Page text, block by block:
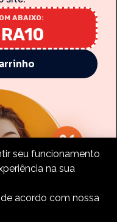
frete e produtos
via internet.
de qualquer elemento
violação de qualquer
cível e criminal nos
e artigos traduzidos e
licenciadas de uma
No Derivatives
0001-55
de Cristo. Todos os
ABAIXO:
seu funcionamento
na sua
acordo com nossa